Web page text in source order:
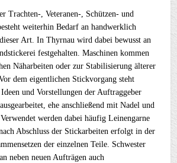
Trachten-, Veteranen-, Schützen- und
weiterhin Bedarf an handwerklich
Art. In Thyrnau wird dabei bewusst an
festgehalten. Maschinen kommen
Näharbeiten oder zur Stabilisierung älterer
dem eigentlichen Stickvorgang steht
und Vorstellungen der Auftraggeber
ehe anschließend mit Nadel und
werden dabei häufig Leinengarne
Abschluss der Stickarbeiten erfolgt in der
der einzelnen Teile. Schwester
neben neuen Aufträgen auch